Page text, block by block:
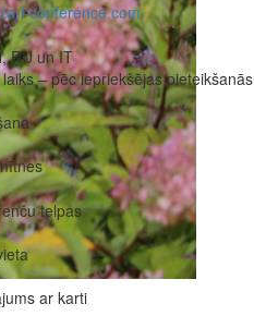
conference.com
RU un IT
– pēc iepriekšējas pieteikšanās
telpas
ar karti